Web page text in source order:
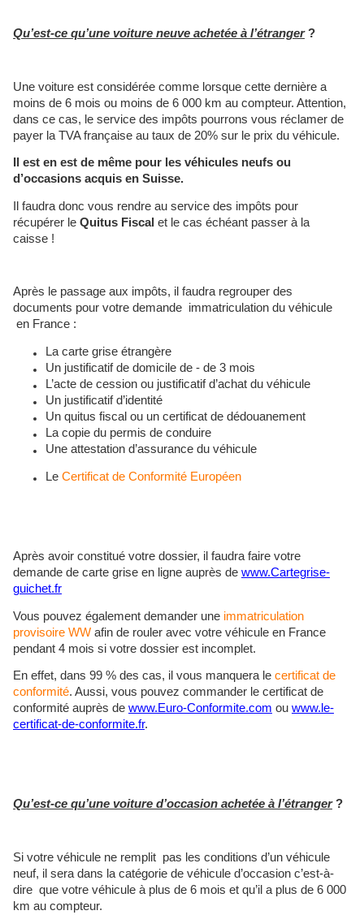
Qu’est-ce qu’une voiture neuve achetée à l’étranger?
Une voiture est considérée comme lorsque cette dernière a
moins de 6 mois ou moins de 6 000 km au compteur. Attention,
dans ce cas, le service des impôts pourrons vous réclamer de
payer la TVA française au taux de 20% sur le prix du véhicule.
Il est en est de même pour les véhicules neufs ou
d’occasions acquis en Suisse.
Il faudra donc vous rendre au service des impôts pour
récupérer le Quitus Fiscal et le cas échéant passer à la
caisse !
Après le passage aux impôts, il faudra regrouper des
documents pour votre demande immatriculation du véhicule
en France :
La carte grise étrangère
Un justificatif de domicile de - de 3 mois
L’acte de cession ou justificatif d’achat du véhicule
Un justificatif d’identité
Un quitus fiscal ou un certificat de dédouanement
La copie du permis de conduire
Une attestation d’assurance du véhicule
Le Certificat de Conformité Européen
Après avoir constitué votre dossier, il faudra faire votre
demande de carte grise en ligne auprès de www.Cartegrise-
guichet.fr
Vous pouvez également demander une immatriculation
provisoire WW afin de rouler avec votre véhicule en France
pendant 4 mois si votre dossier est incomplet.
En effet, dans 99 % des cas, il vous manquera le certificat de
conformité. Aussi, vous pouvez commander le certificat de
conformité auprès de www.Euro-Conformite.com ou www.le-
certificat-de-conformite.fr.
Qu’est-ce qu’une voiture d’occasion achetée à l’étranger?
Si votre véhicule ne remplit pas les conditions d’un véhicule
neuf, il sera dans la catégorie de véhicule d’occasion c’est-à-
dire que votre véhicule à plus de 6 mois et qu’il a plus de 6 000
km au compteur.